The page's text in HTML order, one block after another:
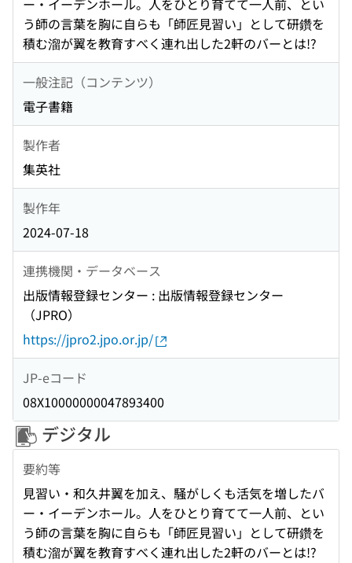
ー・イーデンホール。人をひとり育てて一人前、とい
う師の言葉を胸に自らも「師匠見習い」として研鑽を
積む溜が翼を教育すべく連れ出した2軒のバーとは!?
一般注記（コンテンツ）
電子書籍
製作者
集英社
製作年
2024-07-18
連携機関・データベース
出版情報登録センター : 出版情報登録センター
（JPRO）
https://jpro2.jpo.or.jp/
JP-eコード
08X10000000047893400
デジタル
要約等
見習い・和久井翼を加え、騒がしくも活気を増したバ
ー・イーデンホール。人をひとり育てて一人前、とい
う師の言葉を胸に自らも「師匠見習い」として研鑽を
積む溜が翼を教育すべく連れ出した2軒のバーとは!?